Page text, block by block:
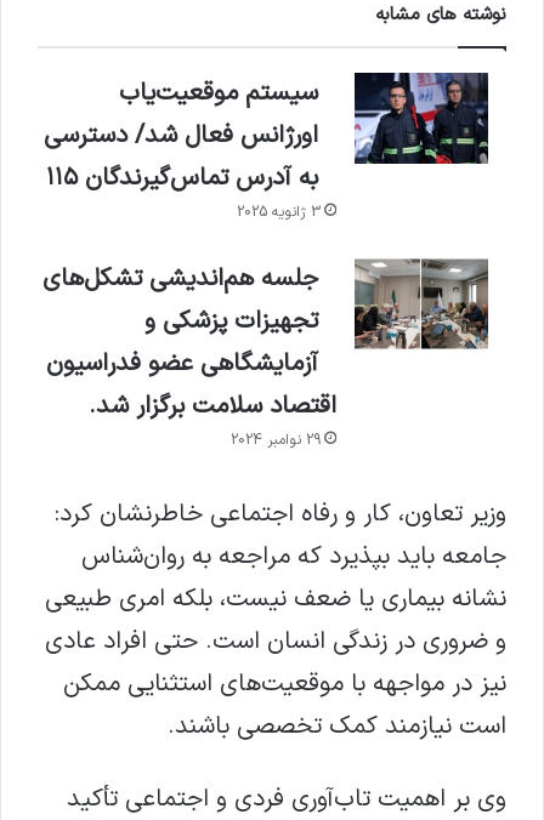
نوشته های مشابه
سیستم موقعیت‌یاب
اورژانس فعال شد/ دسترسی
به آدرس تماس‌گیرندگان ۱۱۵
3 ژانویه 2025
جلسه هم‌اندیشی تشکل‌های
تجهیزات پزشکی و
آزمایشگاهی عضو فدراسیون
اقتصاد سلامت برگزار شد.
29 نوامبر 2024
وزیر تعاون، کار و رفاه اجتماعی خاطرنشان کرد:
جامعه باید بپذیرد که مراجعه به روان‌شناس
نشانه بیماری یا ضعف نیست، بلکه امری طبیعی
و ضروری در زندگی انسان است. حتی افراد عادی
نیز در مواجهه با موقعیت‌های استثنایی ممکن
است نیازمند کمک تخصصی باشند.
وی بر اهمیت تاب‌آوری فردی و اجتماعی تأکید